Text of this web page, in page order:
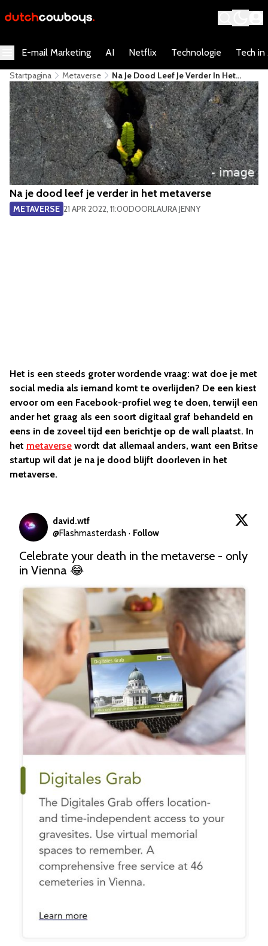
E-mail Marketing AI Netflix Technologie Tech in
Startpagina Metaverse
​Na Je Dood Leef Je Verder In Het
Metaverse
​Na je dood leef je verder in het metaverse
METAVERSE 21 APR 2022, 11:00DOORLAURA JENNY
Het is een steeds groter wordende vraag: wat doe je met
social media als iemand komt te overlijden? De een kiest
ervoor om een Facebook-profiel weg te doen, terwijl een
ander het graag als een soort digitaal graf behandeld en
eens in de zoveel tijd een berichtje op de wall plaatst. In
het metaverse wordt dat allemaal anders, want een Britse
startup wil dat je na je dood blijft doorleven in het
metaverse.
david.wtf
@Flashmasterdash · Follow
Celebrate your death in the metaverse - only
in Vienna 😂